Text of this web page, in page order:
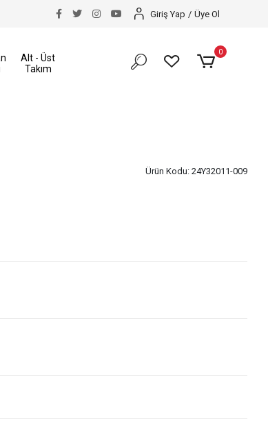
Size Özel İndirimler Tüm Alışverişlerinizde
Giriş Yap / Üye Ol
Alt - Üst
Takım
0
Ürün Kodu: 24Y32011-009